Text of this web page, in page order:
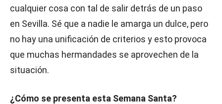
cualquier cosa con tal de salir detrás de un paso
en Sevilla. Sé que a nadie le amarga un dulce, pero
no hay una unificación de criterios y esto provoca
que muchas hermandades se aprovechen de la
situación.
¿Cómo se presenta esta Semana Santa?